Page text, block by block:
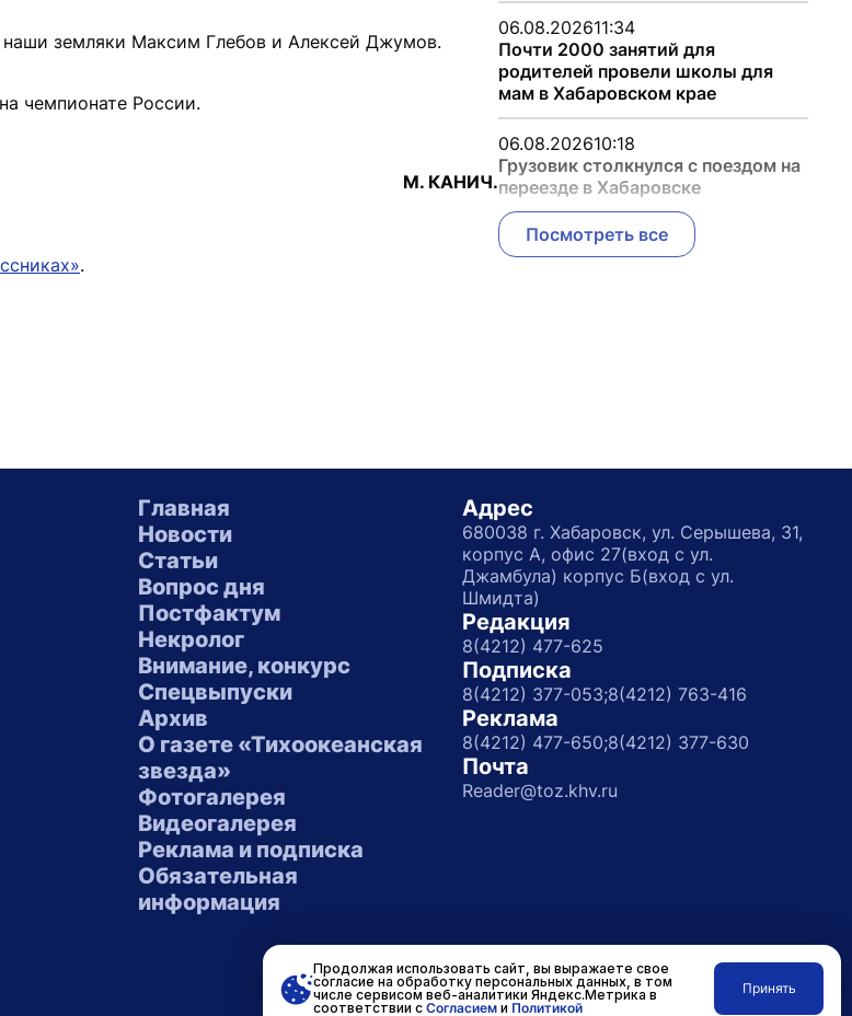
земляки Максим Глебов и Алексей Джумов.
чемпионате России.
М. КАНИЧ.
.
06.08.202611:34
Почти 2000 занятий для
родителей провели школы для
мам в Хабаровском крае
06.08.202610:18
Грузовик столкнулся с поездом на
переезде в Хабаровске
Посмотреть все
Главная
Новости
Статьи
Вопрос дня
Постфактум
Некролог
Внимание, конкурс
Спецвыпуски
Архив
О газете «Тихоокеанская
звезда»
Фотогалерея
Видеогалерея
Реклама и подписка
Обязательная
информация
Адрес
680038 г. Хабаровск, ул. Серышева, 31,
корпус А, офис 27(вход с ул.
Джамбула) корпус Б(вход с ул.
Шмидта)
Редакция
8(4212) 477-625
Подписка
8(4212) 377-053;8(4212) 763-416
Реклама
8(4212) 477-650;8(4212) 377-630
Почта
Reader@toz.khv.ru
Разработано вRASA
Продолжая использовать сайт, вы выражаете свое
согласие на обработку персональных данных, в том
числе сервисом веб-аналитики Яндекс.Метрика в
соответствии с Согласиеми Политикой
Принять